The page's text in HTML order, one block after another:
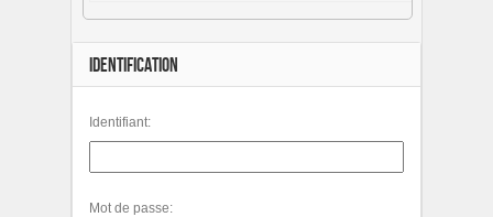
IDENTIFICATION
Identifiant:
Mot de passe: